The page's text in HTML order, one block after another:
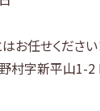
お任せください
村字新平山1-2